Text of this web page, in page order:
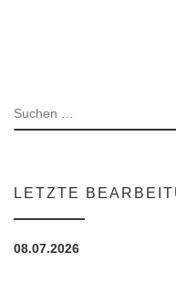
SUCHE
LETZTE
08.07.2026